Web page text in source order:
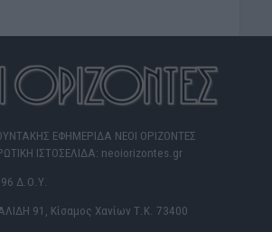
ΕΦΗΜΕΡΙΔΑ ΝΕΟΙ ΟΡΙΖΟΝΤΕΣ
ΙΣΤΟΣΕΛΙΔΑ: neoiorizontes.gr
Δ.Ο.Υ.
91, Κίσαμος Χανίων Τ.Κ. 73400